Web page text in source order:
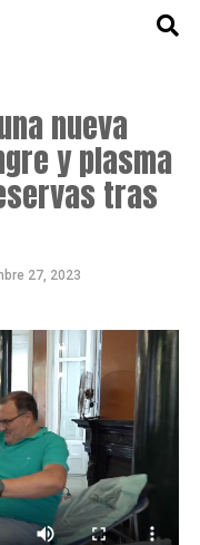
nueva
y plasma
tras
27, 2023